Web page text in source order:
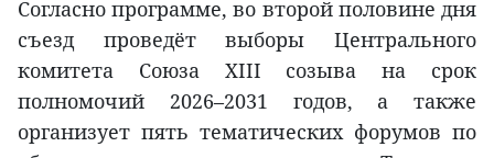
Согласно программе, во второй половине дня
съезд проведёт выборы Центрального
комитета Союза XIII созыва на срок
полномочий 2026–2031 годов, а также
организует пять тематических форумов по